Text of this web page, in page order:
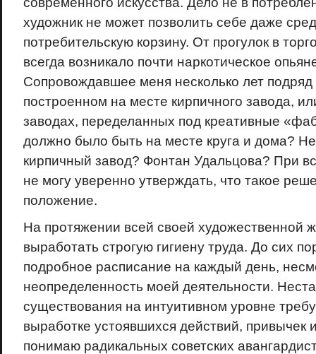
художник не может позволить себе даже
потребительскую корзину. От прогулок в
всегда возникало почти наркотическое
Сопровождавшее меня несколько лет
построенном на месте кирпичного завода,
заводах, переделанных под креативные
должно было быть на месте круга и дома?
кирпичный завод? Фонтан Удальцова? При
не могу уверенно утверждать, что такое
положение.
На протяжении всей своей художественной
выработать строгую гигиену труда. До сих
подробное расписание на каждый день,
неопределенность моей деятельности.
существования на интуитивном уровне
выработке устоявшихся действий, привычек
понимаю радикальных советских